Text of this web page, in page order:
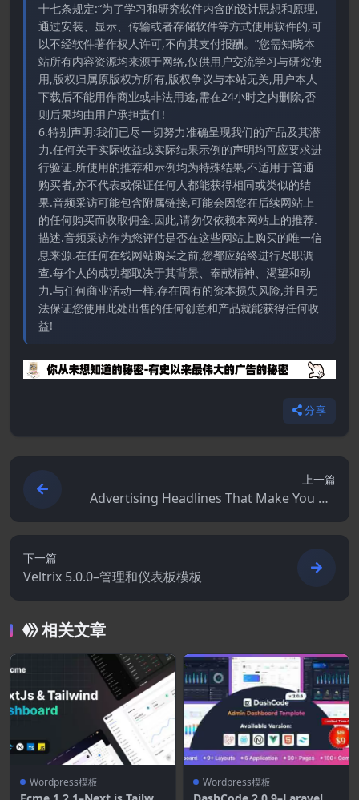
十七条规定:“为了学习和研究软件内含的设计思想和原理,
通过安装、显示、传输或者存储软件等方式使用软件的,可
以不经软件著作权人许可,不向其支付报酬。”您需知晓本
站所有内容资源均来源于网络,仅供用户交流学习与研究使
用,版权归属原版权方所有,版权争议与本站无关,用户本人
下载后不能用作商业或非法用途,需在24小时之内删除,否
则后果均由用户承担责任!
6.特别声明:我们已尽一切努力准确呈现我们的产品及其潜
力.任何关于实际收益或实际结果示例的声明均可应要求进
行验证.所使用的推荐和示例均为特殊结果,不适用于普通
购买者,亦不代表或保证任何人都能获得相同或类似的结
果.音频采访可能包含附属链接,可能会因您在后续网站上
的任何购买而收取佣金.因此,请勿仅依赖本网站上的推荐.
描述.音频采访作为您评估是否在这些网站上购买的唯一信
息来源.在任何在线网站购买之前,您都应始终进行尽职调
查.每个人的成功都取决于其背景、奉献精神、渴望和动
力.与任何商业活动一样,存在固有的资本损失风险,并且无
法保证您使用此处出售的任何创意和产品就能获得任何收
益!
分享
上一篇
Advertising Headlines That Make You Ric
h: Create Winning Ads, Web Pages, Sales
Letters and More
下一篇
Veltrix 5.0.0–管理和仪表板模板
相关文章
Wordpress模板 Wordpress模板